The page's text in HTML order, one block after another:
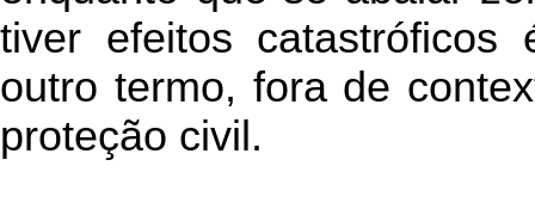
tiver efeitos
outro termo, fora de
proteção civil.